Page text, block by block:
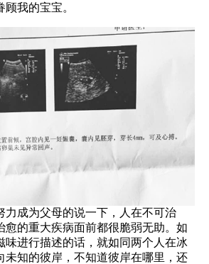
我的宝宝。
力成为父母的说一下，人在不可治
愈的重大疾病面前都很脆弱无助。如
味进行描述的话，就如同两个人在冰
未知的彼岸，不知道彼岸在哪里，还